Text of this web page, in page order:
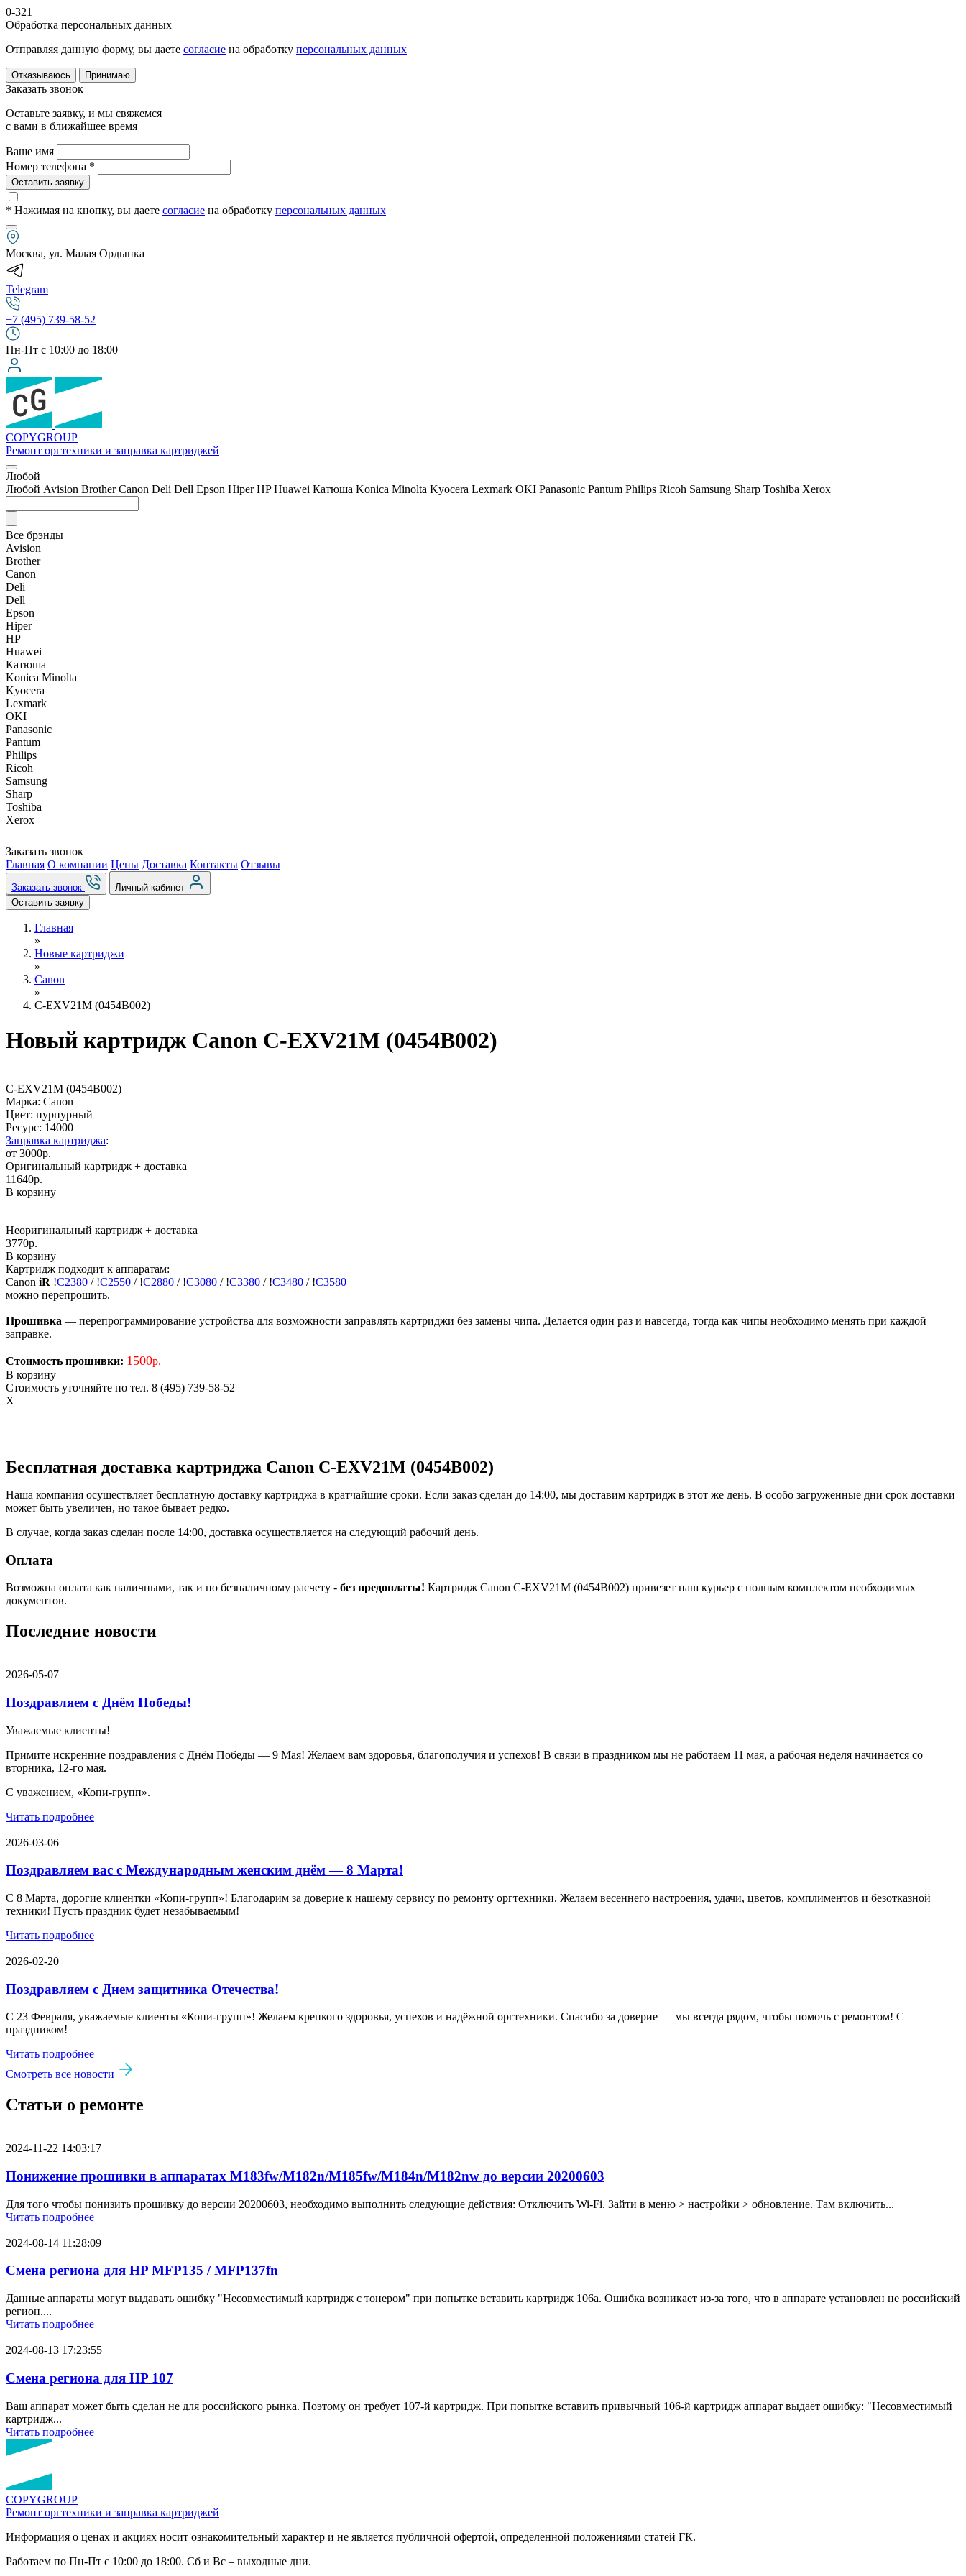
0-321
Обработка персональных данных
Отправляя данную форму, вы даете согласие на обработку персональных данных
Отказываюсь Принимаю
Заказать звонок
Оставьте заявку, и мы свяжемся
с вами в ближайшее время
Ваше имя
Номер телефона *
Оставить заявку
* Нажимая на кнопку, вы даете согласие на обработку персональных данных
Москва, ул. Малая Ордынка
Telegram
+7 (495) 739-58-52
Пн-Пт с 10:00 до 18:00
COPYGROUP
Ремонт оргтехники и заправка картриджей
Любой
Любой Avision Brother Canon Deli Dell Epson Hiper HP Huawei Катюша Konica Minolta Kyocera Lexmark OKI Panasonic Pantum Philips Ricoh Samsung Sharp Toshiba Xerox
Все брэнды
Avision
Brother
Canon
Deli
Dell
Epson
Hiper
HP
Huawei
Катюша
Konica Minolta
Kyocera
Lexmark
OKI
Panasonic
Pantum
Philips
Ricoh
Samsung
Sharp
Toshiba
Xerox
Заказать звонок
Главная О компании Цены Доставка Контакты Отзывы
Заказать звонок
Личный кабинет
Оставить заявку
Главная
»
Новые картриджи
»
Canon
»
C-EXV21M (0454B002)
Новый картридж Canon C-EXV21M (0454B002)
C-EXV21M (0454B002)
Марка: Canon
Цвет: пурпурный
Ресурс: 14000
Заправка картриджа:
от 3000р.
Оригинальный картридж + доставка
11640р.
В корзину
Неоригинальный картридж + доставка
3770р.
В корзину
Картридж подходит к аппаратам:
Canon iR !C2380 / !C2550 / !C2880 / !C3080 / !C3380 / !C3480 / !C3580
можно перепрошить.
Прошивка — перепрограммирование устройства для возможности заправлять картриджи без замены чипа. Делается один раз и навсегда, тогда как чипы необходимо менять при каждой
заправке.
Стоимость прошивки: 1500р.
В корзину
Стоимость уточняйте по тел. 8 (495) 739-58-52
X
Бесплатная доставка картриджа Canon C-EXV21M (0454B002)
Наша компания осуществляет бесплатную доставку картриджа в кратчайшие сроки. Если заказ сделан до 14:00, мы доставим картридж в этот же день. В особо загруженные дни срок доставки
может быть увеличен, но такое бывает редко.
В случае, когда заказ сделан после 14:00, доставка осуществляется на следующий рабочий день.
Оплата
Возможна оплата как наличными, так и по безналичному расчету - без предоплаты! Картридж Canon C-EXV21M (0454B002) привезет наш курьер с полным комплектом необходимых
документов.
Последние новости
2026-05-07
Поздравляем с Днём Победы!
Уважаемые клиенты!
Примите искренние поздравления с Днём Победы — 9 Мая! Желаем вам здоровья, благополучия и успехов! В связи в праздником мы не работаем 11 мая, а рабочая неделя начинается со
вторника, 12-го мая.
С уважением, «Копи-групп».
Читать подробнее
2026-03-06
Поздравляем вас с Международным женским днём — 8 Марта!
С 8 Марта, дорогие клиентки «Копи‑групп»! Благодарим за доверие к нашему сервису по ремонту оргтехники. Желаем весеннего настроения, удачи, цветов, комплиментов и безотказной
техники! Пусть праздник будет незабываемым!
Читать подробнее
2026-02-20
Поздравляем с Днем защитника Отечества!
С 23 Февраля, уважаемые клиенты «Копи‑групп»! Желаем крепкого здоровья, успехов и надёжной оргтехники. Спасибо за доверие — мы всегда рядом, чтобы помочь с ремонтом! С
праздником!
Читать подробнее
Смотреть все новости
Статьи о ремонте
2024-11-22 14:03:17
Понижение прошивки в аппаратах M183fw/M182n/M185fw/M184n/M182nw до версии 20200603
Для того чтобы понизить прошивку до версии 20200603, необходимо выполнить следующие действия: Отключить Wi-Fi. Зайти в меню > настройки > обновление. Там включить...
Читать подробнее
2024-08-14 11:28:09
Смена региона для HP MFP135 / MFP137fn
Данные аппараты могут выдавать ошибку "Несовместимый картридж с тонером" при попытке вставить картридж 106a. Ошибка возникает из-за того, что в аппарате установлен не российский
регион....
Читать подробнее
2024-08-13 17:23:55
Смена региона для HP 107
Ваш аппарат может быть сделан не для российского рынка. Поэтому он требует 107-й картридж. При попытке вставить привычный 106-й картридж аппарат выдает ошибку: "Несовместимый
картридж...
Читать подробнее
COPYGROUP
Ремонт оргтехники и заправка картриджей
Информация о ценах и акциях носит ознакомительный характер и не является публичной офертой, определенной положениями статей ГК.
Работаем по Пн-Пт с 10:00 до 18:00. Сб и Вс – выходные дни.